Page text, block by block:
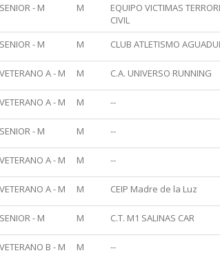
SENIOR - M M
EQUIPO VICTIMAS
CIVIL
SENIOR - M M CLUB ATLETISMO
VETERANO A - M M C.A. UNIVERSO RUNNING
VETERANO A - M M --
SENIOR - M M --
VETERANO A - M M --
VETERANO A - M M CEIP Madre de la Luz
SENIOR - M M C.T. M1 SALINAS CAR
VETERANO B - M M --